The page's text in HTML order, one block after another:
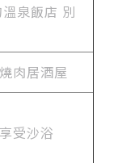
泉飯店 別
肉居酒屋
受沙浴